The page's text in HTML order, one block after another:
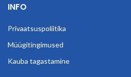
INFO
Privaatsuspoliitika
Müügitingimused
Kauba tagastamine